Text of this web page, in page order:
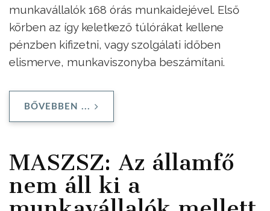
munkavállalók 168 órás munkaidejével. Első
körben az így keletkező túlórákat kellene
pénzben kifizetni, vagy szolgálati időben
elismerve, munkaviszonyba beszámítani.
BŐVEBBEN ...
MASZSZ: Az államfő
nem áll ki a